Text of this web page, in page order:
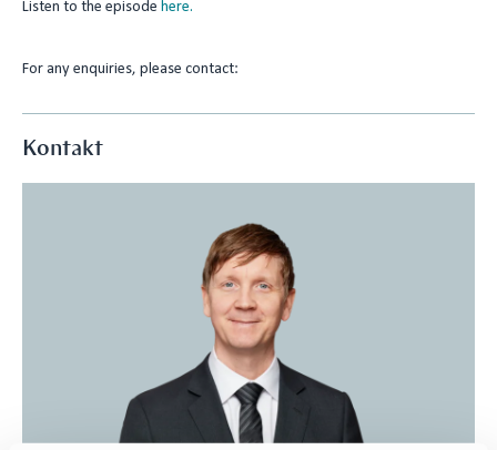
Listen to the episode here.
For any enquiries, please contact:
Kontakt